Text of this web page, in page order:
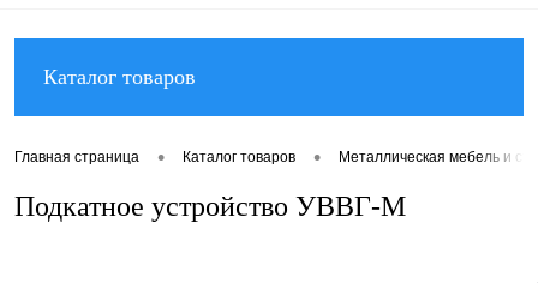
Каталог товаров
Главная страница • Каталог товаров • Металлическая мебель и
Подкатное устройство УВВГ-М